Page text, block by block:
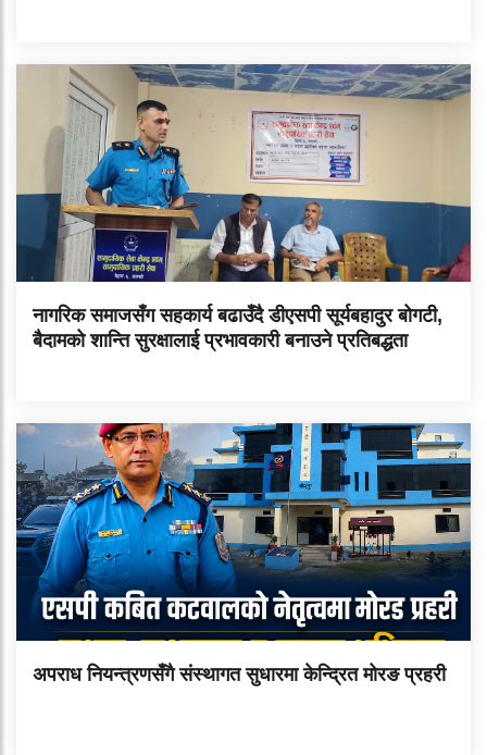
नागरिक समाजसँग सहकार्य बढाउँदै डीएसपी सूर्यबहादुर बोगटी,
बैदामको शान्ति सुरक्षालाई प्रभावकारी बनाउने प्रतिबद्धता
अपराध नियन्त्रणसँगै संस्थागत सुधारमा केन्द्रित मोरङ प्रहरी